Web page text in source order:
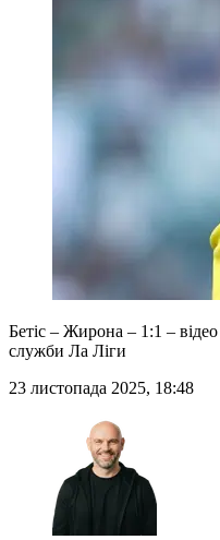
Бетіс – Жирона – 1:1 –
служби Ла Ліги
23 листопада 2025, 18:48